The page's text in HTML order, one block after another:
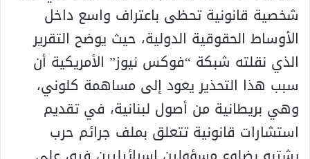
شخصية قانونية تحظى باعتراف واسع داخل
الأوساط الحقوقية الدولية، حيث يوضح التقرير
الذي نقلته شبكة “فوكس نيوز” الأمريكية أن
سبب هذا التحذير يعود إلى مساهمة كلوني،
وهي بريطانية من أصول لبنانية، في تقديم
استشارات قانونية تتعلق بملف جرائم حرب